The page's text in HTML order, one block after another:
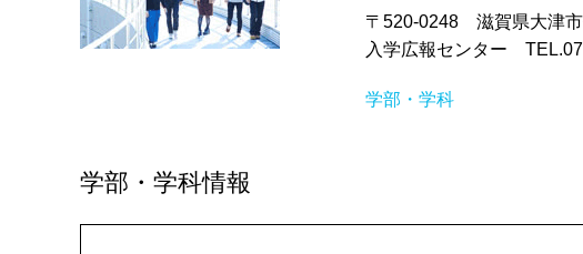
〒520-0248 滋賀県大津
入学広報センター
学部・学科
学部・学科情報